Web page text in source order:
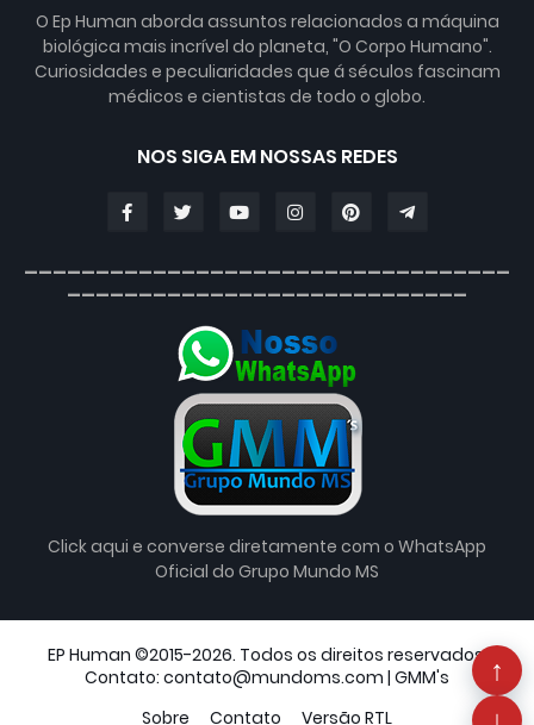
↑
O Ep Human aborda assuntos relacionados a máquina
biológica mais incrível do planeta, "O Corpo Humano".
Curiosidades e peculiaridades que á séculos fascinam
médicos e cientistas de todo o globo.
NOS SIGA EM NOSSAS REDES
__________________________________
____________________________
Click aqui e converse diretamente com o WhatsApp
Oficial do Grupo Mundo MS
EP Human ©2015-2026. Todos os direitos reservados.
Contato: contato@mundoms.com | GMM's
Sobre
Contato Versão RTL